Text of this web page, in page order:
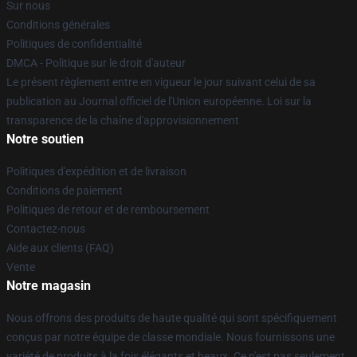
Sur nous
Conditions générales
Politiques de confidentialité
DMCA - Politique sur le droit d'auteur
Le présent règlement entre en vigueur le jour suivant celui de sa
publication au Journal officiel de l'Union européenne. Loi sur la
transparence de la chaîne d'approvisionnement
Notre soutien
Politiques d'expédition et de livraison
Conditions de paiement
Politiques de retour et de remboursement
Contactez-nous
Aide aux clients (FAQ)
Vente
Notre magasin
Nous offrons des produits de haute qualité qui sont spécifiquement
conçus par notre équipe de classe mondiale. Nous fournissons une